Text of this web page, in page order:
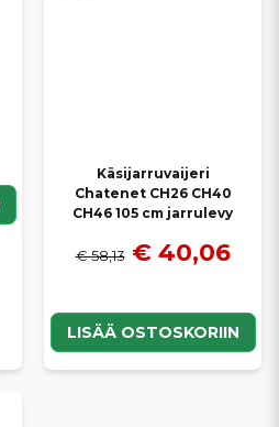
Käsijarruvaijeri
Chatenet CH26 CH40
CH46 105 cm jarrulevy
€ 58,13 € 40,06
LISÄÄ OSTOSKORIIN